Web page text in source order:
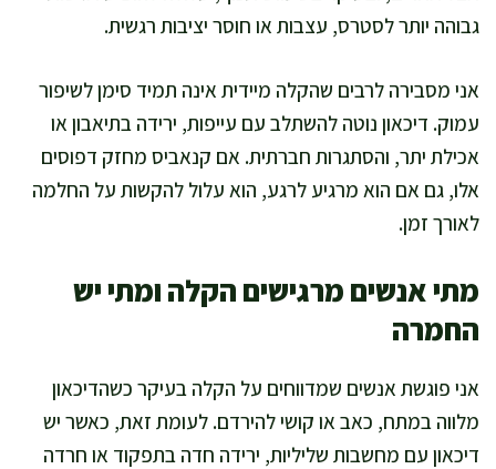
גבוהה יותר לסטרס, עצבות או חוסר יציבות רגשית.
אני מסבירה לרבים שהקלה מיידית אינה תמיד סימן לשיפור
עמוק. דיכאון נוטה להשתלב עם עייפות, ירידה בתיאבון או
אכילת יתר, והסתגרות חברתית. אם קנאביס מחזק דפוסים
אלו, גם אם הוא מרגיע לרגע, הוא עלול להקשות על החלמה
לאורך זמן.
מתי אנשים מרגישים הקלה ומתי יש
החמרה
אני פוגשת אנשים שמדווחים על הקלה בעיקר כשהדיכאון
מלווה במתח, כאב או קושי להירדם. לעומת זאת, כאשר יש
דיכאון עם מחשבות שליליות, ירידה חדה בתפקוד או חרדה